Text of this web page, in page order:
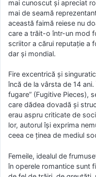
mai cunoscut şi apreciat
mai de seamă
această faimă reiese nu
care a trăit-o într-un mod
scriitor a cărui reputaţie a
dar şi mondial.
Fire excentrică şi
încă de la vârsta de 14
fugare” (Fugitive Pieces),
care dădea dovadă şi
erau aspru criticate de
lor, autorul îşi exprima
ceea ce ţinea de mediul
Femeile, idealul de
în operele romantice sunt